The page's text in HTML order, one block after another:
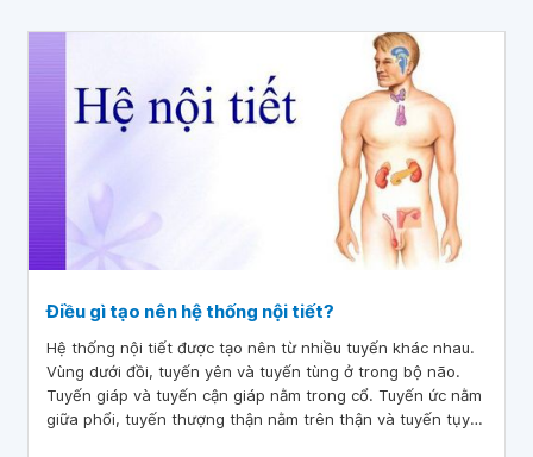
Điều gì tạo nên hệ thống nội tiết?
Hệ thống nội tiết được tạo nên từ nhiều tuyến khác nhau.
Vùng dưới đồi, tuyến yên và tuyến tùng ở trong bộ não.
Tuyến giáp và tuyến cận giáp nằm trong cổ. Tuyến ức nằm
giữa phổi, tuyến thượng thận nằm trên thận và tuyến tụy